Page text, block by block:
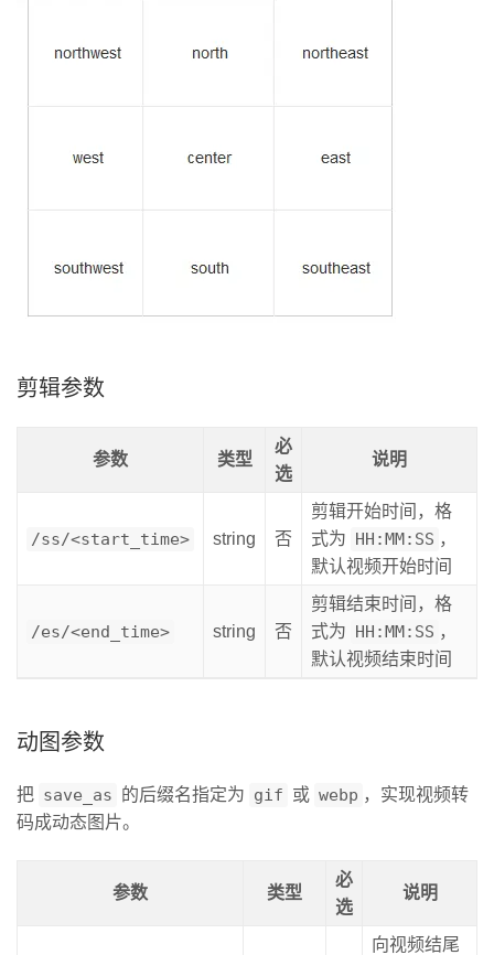
剪辑参数
参数 类型
必
选
说明
/ss/<start_time> string 否
剪辑开始时间，格
式为 HH:MM:SS ，
默认视频开始时间
/es/<end_time> string 否
剪辑结束时间，格
式为 HH:MM:SS ，
默认视频结束时间
动图参数
把 save_as 的后缀名指定为 gif 或 webp ，实现视频转
码成动态图片。
参数 类型
必
选
说明
向视频结尾